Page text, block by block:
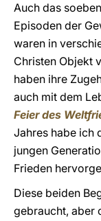
Auch das
Episoden der
waren in
Christen Objekt
haben ihre
auch mit dem
Feier des
Jahres habe ich
jungen
Frieden
Diese beiden
gebraucht, aber